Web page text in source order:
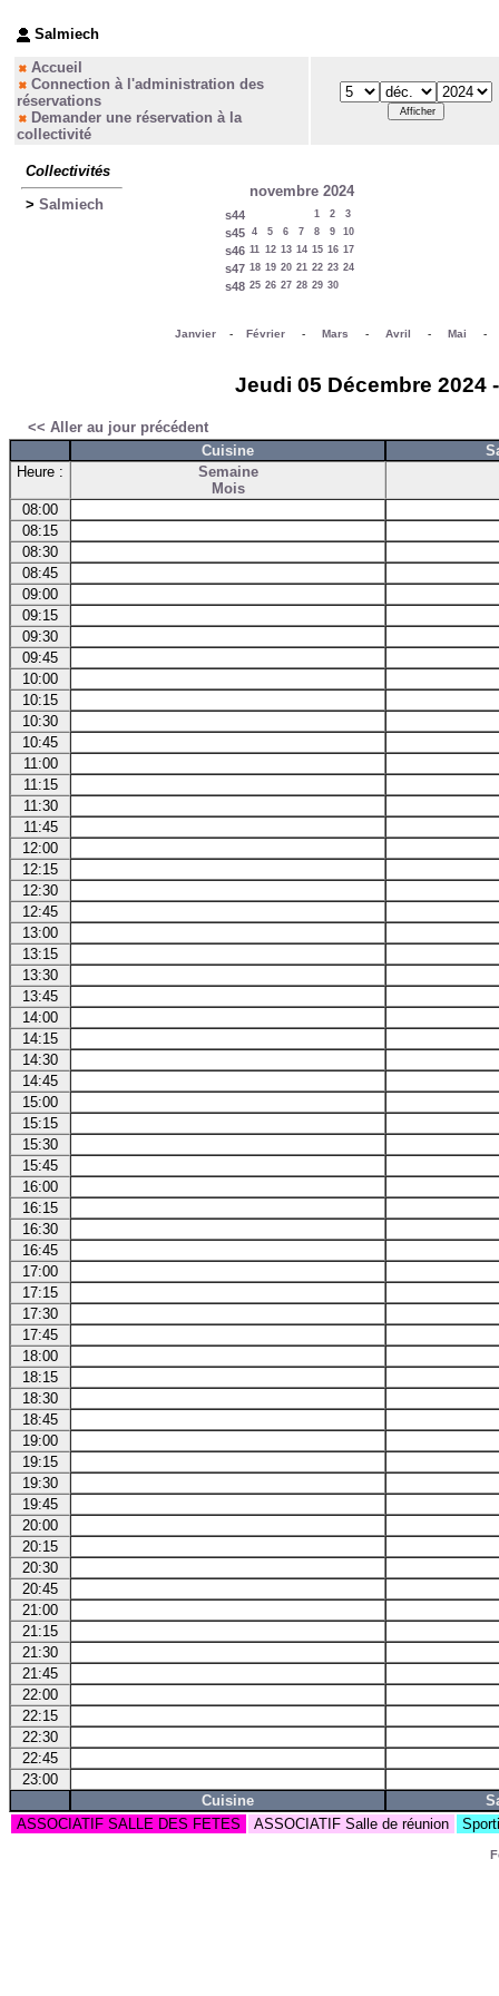
Salmiech
Accueil
Connection à l'administration des
réservations
Demander une réservation à la
collectivité
Collectivités
> Salmiech
novembre 2024
s44 1 2 3
s45 4 5 6 7 8 9 10
s46 11 12 13 14 15 16 17
s47 18 19 20 21 22 23 24
s48 25 26 27 28 29 30
Janvier- Février- Mars - Avril - Mai
Jeudi 05 Décembre 2024
<< Aller au jour précédent
Cuisine
Heure :
Semaine
Mois
08:00
08:15
08:30
08:45
09:00
09:15
09:30
09:45
10:00
10:15
10:30
10:45
11:00
11:15
11:30
11:45
12:00
12:15
12:30
12:45
13:00
13:15
13:30
13:45
14:00
14:15
14:30
14:45
15:00
15:15
15:30
15:45
16:00
16:15
16:30
16:45
17:00
17:15
17:30
17:45
18:00
18:15
18:30
18:45
19:00
19:15
19:30
19:45
20:00
20:15
20:30
20:45
21:00
21:15
21:30
21:45
22:00
22:15
22:30
22:45
23:00
Cuisine
ASSOCIATIF SALLE DES FETES
ASSOCIATIF Salle de réunion